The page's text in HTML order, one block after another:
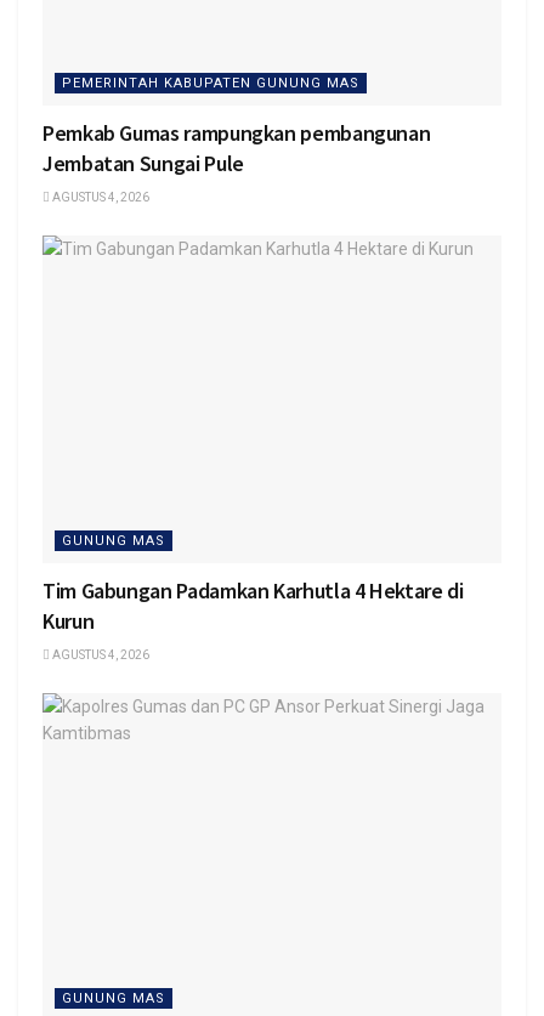
PEMERINTAH KABUPATEN GUNUNG MAS
Pemkab Gumas rampungkan pembangunan
Jembatan Sungai Pule
AGUSTUS 4, 2026
GUNUNG MAS
Tim Gabungan Padamkan Karhutla 4 Hektare di
Kurun
AGUSTUS 4, 2026
GUNUNG MAS